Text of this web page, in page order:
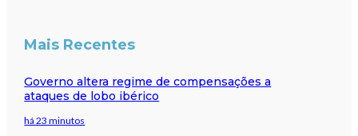
Mais Recentes
Governo altera regime de compensações a
ataques de lobo ibérico
há 23 minutos